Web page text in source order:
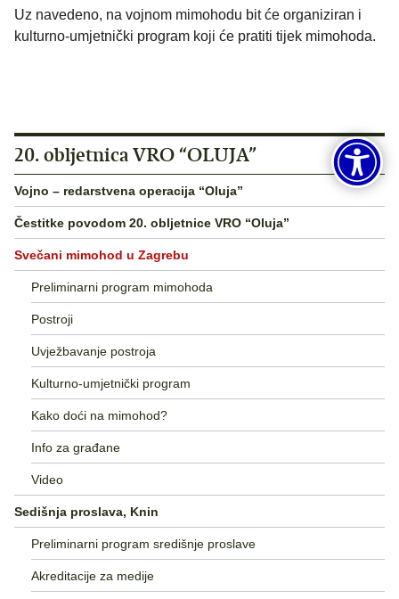
Uz navedeno, na vojnom mimohodu bit će organiziran i
kulturno-umjetnički program koji će pratiti tijek mimohoda.
20. obljetnica VRO “OLUJA”
Vojno – redarstvena operacija “Oluja”
Čestitke povodom 20. obljetnice VRO “Oluja”
Svečani mimohod u Zagrebu
Preliminarni program mimohoda
Postroji
Uvježbavanje postroja
Kulturno-umjetnički program
Kako doći na mimohod?
Info za građane
Video
Sedišnja proslava, Knin
Preliminarni program središnje proslave
Akreditacije za medije